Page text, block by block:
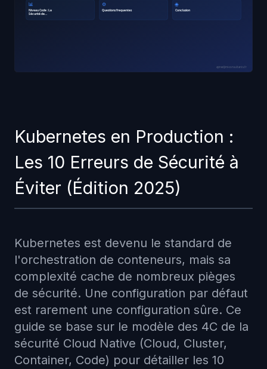
📊
Niveau Code : La
Sécurité de…
⚙
Questions frequentes
🌐
Conclusion
ayinedjimi-consultants.fr
Kubernetes en Production :
Les 10 Erreurs de Sécurité à
Éviter (Édition 2025)
Kubernetes est devenu le standard de
l'orchestration de conteneurs, mais sa
complexité cache de nombreux pièges
de sécurité. Une configuration par défaut
est rarement une configuration sûre. Ce
guide se base sur le modèle des 4C de la
sécurité Cloud Native (Cloud, Cluster,
Container, Code) pour détailler les 10